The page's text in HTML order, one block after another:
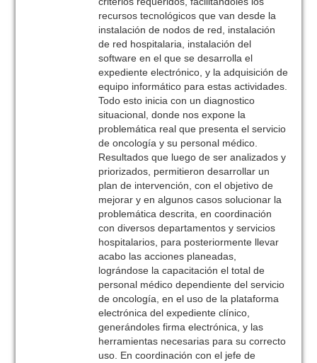
recursos tecnológicos que van desde la
instalación de nodos de red, instalación
de red hospitalaria, instalación del
software en el que se desarrolla el
expediente electrónico, y la adquisición de
equipo informático para estas actividades.
Todo esto inicia con un diagnostico
situacional, donde nos expone la
problemática real que presenta el servicio
de oncología y su personal médico.
Resultados que luego de ser analizados y
priorizados, permitieron desarrollar un
plan de intervención, con el objetivo de
mejorar y en algunos casos solucionar la
problemática descrita, en coordinación
con diversos departamentos y servicios
hospitalarios, para posteriormente llevar
acabo las acciones planeadas,
lográndose la capacitación el total de
personal médico dependiente del servicio
de oncología, en el uso de la plataforma
electrónica del expediente clínico,
generándoles firma electrónica, y las
herramientas necesarias para su correcto
uso. En coordinación con el jefe de